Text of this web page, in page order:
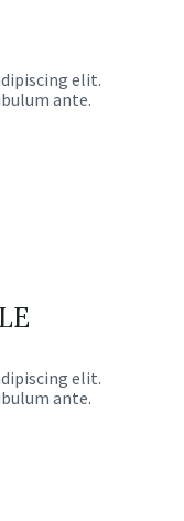
elit.
ante.
elit.
ante.